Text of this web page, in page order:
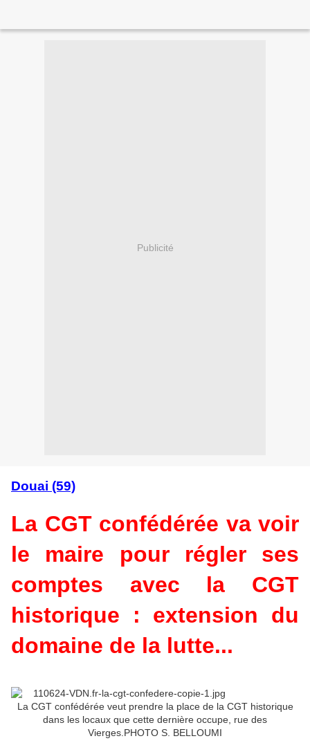
Publicité
Douai (59)
La CGT confédérée va voir
le maire pour régler ses
comptes avec la CGT
historique : extension du
domaine de la lutte...
La CGT confédérée veut prendre la place de la CGT historique
dans les locaux que cette dernière occupe, rue des
Vierges.PHOTO S. BELLOUMI